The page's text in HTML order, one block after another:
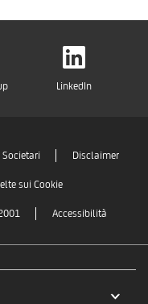
LinkedIn
Societari Disclaimer
sui Cookie
Accessibilità